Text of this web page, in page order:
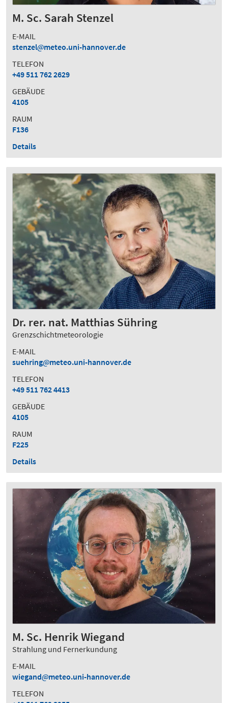
M. Sc. Sarah Stenzel
E-MAIL
stenzel
meteo.uni-hannover.de
TELEFON
+49 511 762 2629
GEBÄUDE
4105
RAUM
F136
Details
Dr. rer. nat. Matthias Sühring
Grenzschichtmeteorologie
E-MAIL
suehring
meteo.uni-hannover.de
TELEFON
+49 511 762 4413
GEBÄUDE
4105
RAUM
F225
Details
M. Sc. Henrik Wiegand
Strahlung und Fernerkundung
E-MAIL
wiegand
meteo.uni-hannover.de
TELEFON